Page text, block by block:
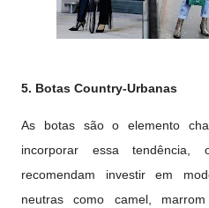
5. Botas Country-Urbanas
As botas são o elemento
incorporar essa tendência,
recomendam investir em
neutras como camel,